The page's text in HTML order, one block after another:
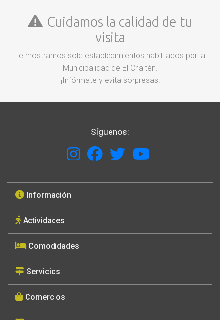
Cuidamos la calidad de tu
visita
Te mostramos sólo establecimientos habilitados por la
Municipalidad de El Chaltén.
¡Infórmate y evita sorpresas!
Síguenos:
Información
Actividades
Comodidades
Servicios
Comercios